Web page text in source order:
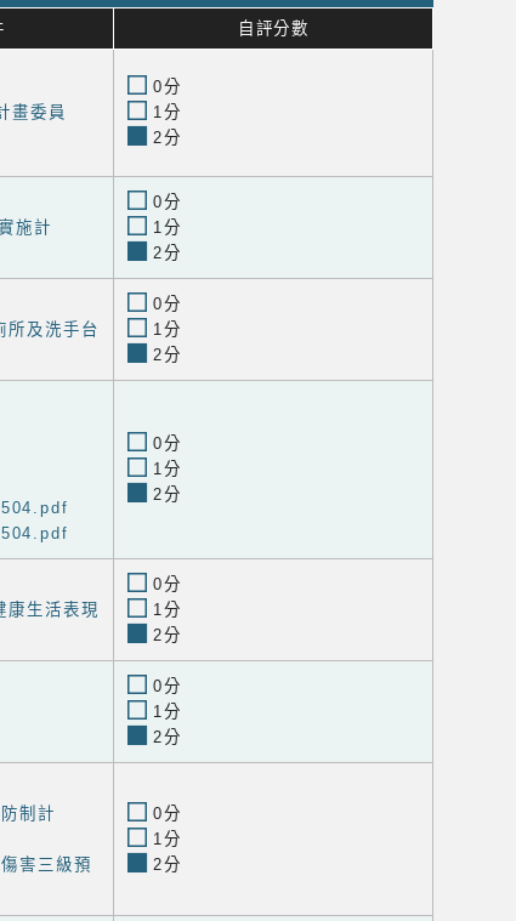
自評分數
畫委員
0分
1分
2分
施計
0分
1分
2分
所及洗手台
0分
1分
2分
0分
1分
2分
康生活表現
0分
1分
2分
0分
1分
2分
制計
害三級預
0分
1分
2分